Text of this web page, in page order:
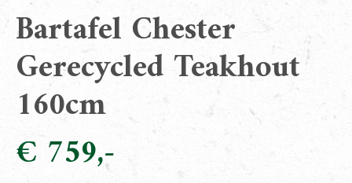
Bartafel Chester
Gerecycled Teakhout
160cm
€ 759